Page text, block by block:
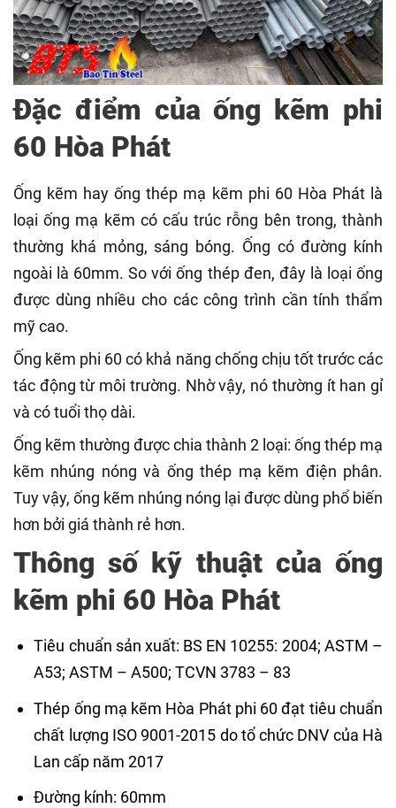
Đặc điểm của ống kẽm phi
60 Hòa Phát
Ống kẽm hay ống thép mạ kẽm phi 60 Hòa Phát là
loại ống mạ kẽm có cấu trúc rỗng bên trong, thành
thường khá mỏng, sáng bóng. Ống có đường kính
ngoài là 60mm. So với ống thép đen, đây là loại ống
được dùng nhiều cho các công trình cần tính thẩm
mỹ cao.
Ống kẽm phi 60 có khả năng chống chịu tốt trước các
tác động từ môi trường. Nhờ vậy, nó thường ít han gỉ
và có tuổi thọ dài.
Ống kẽm thường được chia thành 2 loại: ống thép mạ
kẽm nhúng nóng và ống thép mạ kẽm điện phân.
Tuy vậy, ống kẽm nhúng nóng lại được dùng phổ biến
hơn bởi giá thành rẻ hơn.
Thông số kỹ thuật của ống
kẽm phi 60 Hòa Phát
Tiêu chuẩn sản xuất: BS EN 10255: 2004; ASTM –
A53; ASTM – A500; TCVN 3783 – 83
Thép ống mạ kẽm Hòa Phát phi 60 đạt tiêu chuẩn
chất lượng ISO 9001-2015 do tổ chức DNV của Hà
Lan cấp năm 2017
Đường kính: 60mm